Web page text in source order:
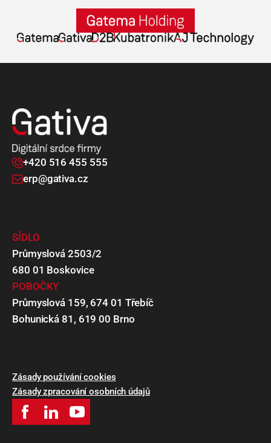
+420 516 455 555
erp@gativa.cz
SÍDLO
Průmyslová 2503/2
680 01 Boskovice
POBOČKY
Průmyslová 159, 674 01 Třebíč
Bohunická 81, 619 00 Brno
Zásady používání cookies
Zásady zpracování osobních údajů